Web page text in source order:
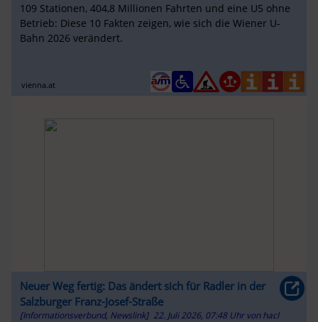
109 Stationen, 404,8 Millionen Fahrten und eine U5 ohne
Betrieb: Diese 10 Fakten zeigen, wie sich die Wiener U-
Bahn 2026 verändert.
vienna.at
Neuer Weg fertig: Das ändert sich für Radler in der
Salzburger Franz-Josef-Straße
[Informationsverbund, Newslink] 22. Juli 2026, 07:48 Uhr vonhacl